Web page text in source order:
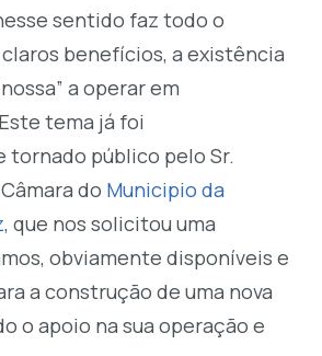
sentido faz todo o
benefícios, a existência
a operar em
tema já foi
tornado público pelo Sr.
do Municipio da
, que nos solicitou uma
obviamente disponíveis e
a construção de uma nova
o apoio na sua operação e